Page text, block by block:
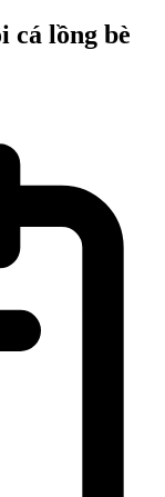
cá lồng bè